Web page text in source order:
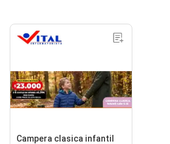
Campera clasica infantil